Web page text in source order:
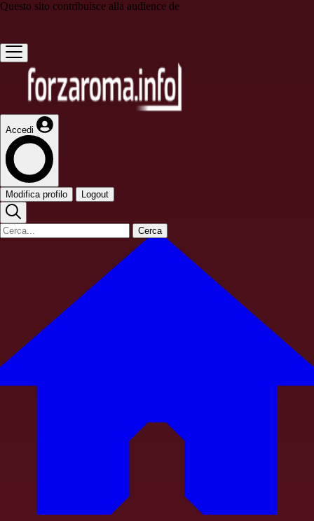
Questo sito contribuisce alla audience de
Accedi
Modifica profilo Logout
Cerca